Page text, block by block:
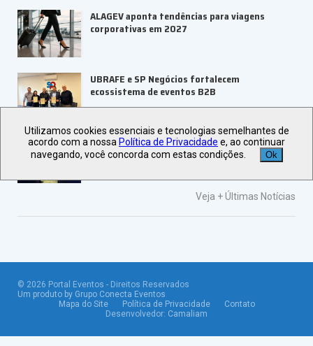
ALAGEV aponta tendências para viagens
corporativas em 2027
UBRAFE e SP Negócios fortalecem
ecossistema de eventos B2B
ABIH-SP orienta setor hoteleiro sobre
tributação e precificação
Veja +Últimas Notícias
© 2026 Portal Eventos - Direitos Reservados
Um produto by Grupo Conecta Eventos
Mapa do Site
Política de Privacidade
Contato
Desenvolvedor: Camaliam
Utilizamos cookies essenciais e tecnologias semelhantes de
acordo com a nossa Política de Privacidade e, ao continuar
navegando, você concorda com estas condições.
Ok